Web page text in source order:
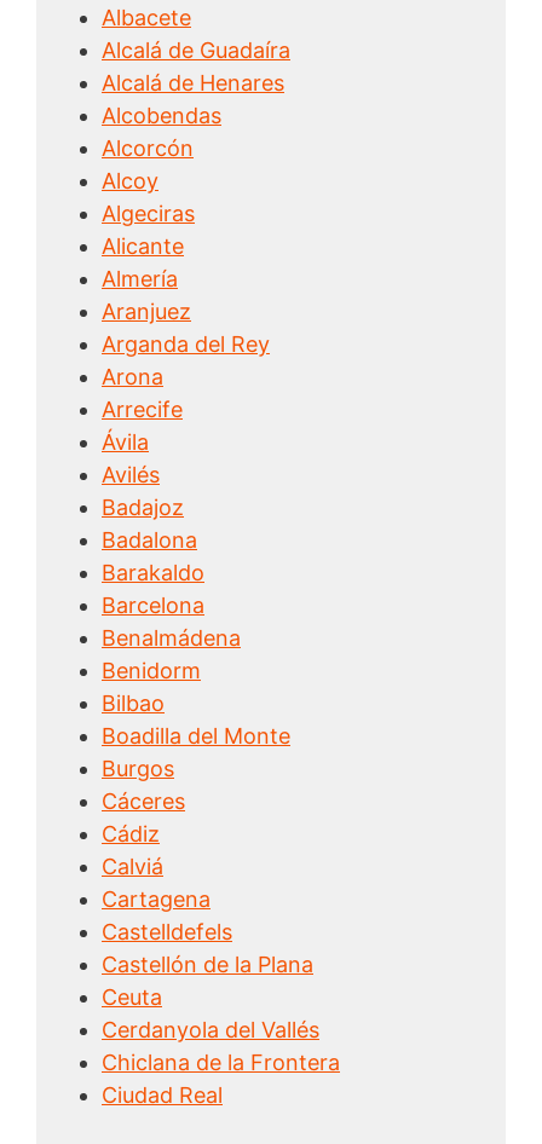
Albacete
Alcalá de Guadaíra
Alcalá de Henares
Alcobendas
Alcorcón
Alcoy
Algeciras
Alicante
Almería
Aranjuez
Arganda del Rey
Arona
Arrecife
Ávila
Avilés
Badajoz
Badalona
Barakaldo
Barcelona
Benalmádena
Benidorm
Bilbao
Boadilla del Monte
Burgos
Cáceres
Cádiz
Calviá
Cartagena
Castelldefels
Castellón de la Plana
Ceuta
Cerdanyola del Vallés
Chiclana de la Frontera
Ciudad Real